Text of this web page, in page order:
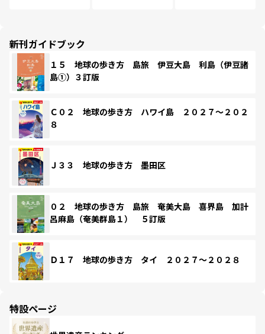
新刊ガイドブック
１５ 地球の歩き方 島旅 伊豆大島 利島（伊豆諸
島①）３訂版
Ｃ０２ 地球の歩き方 ハワイ島 ２０２７～２０２
８
Ｊ３３ 地球の歩き方 墨田区
０２ 地球の歩き方 島旅 奄美大島 喜界島 加計
呂麻島（奄美群島１） ５訂版
Ｄ１７ 地球の歩き方 タイ ２０２７～２０２８
特設ページ